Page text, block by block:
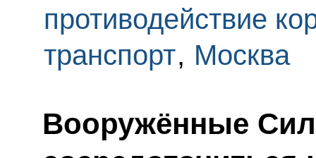
противодействие
транспорт, Москва
Вооружённые